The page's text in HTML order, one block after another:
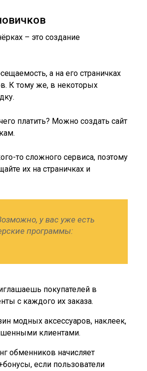
– это создание
а на его страничках
К тому же, в некоторых
платить? Можно создать сайт
то сложного сервиса, поэтому
их на страничках и
у вас уже есть
программы:
покупателей в
с каждого их заказа.
модных аксессуаров, наклеек,
клиентами.
обменников начисляет
если пользователи